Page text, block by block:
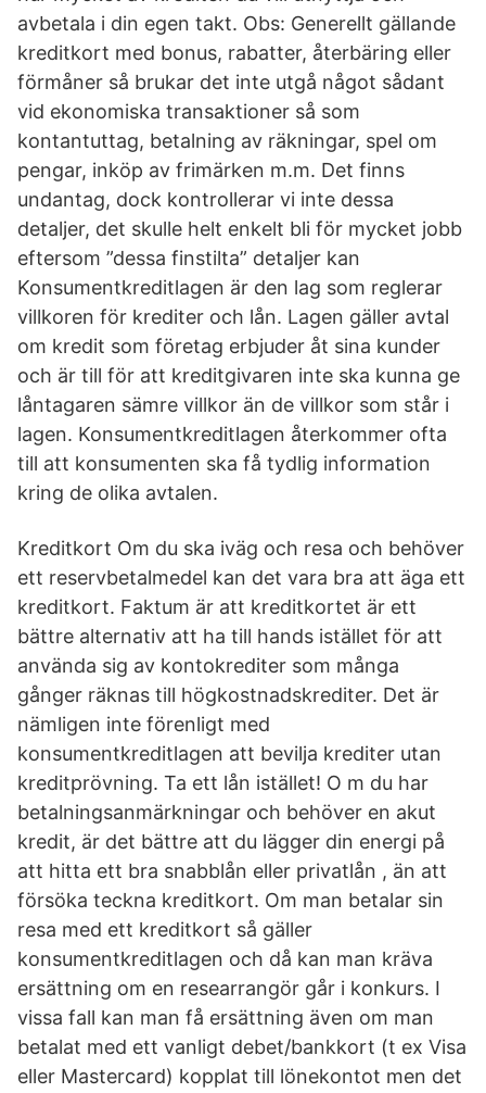
avbetala i din egen takt. Obs: Generellt gällande
kreditkort med bonus, rabatter, återbäring eller
förmåner så brukar det inte utgå något sådant
vid ekonomiska transaktioner så som
kontantuttag, betalning av räkningar, spel om
pengar, inköp av frimärken m.m. Det finns
undantag, dock kontrollerar vi inte dessa
detaljer, det skulle helt enkelt bli för mycket jobb
eftersom ”dessa finstilta” detaljer kan
Konsumentkreditlagen är den lag som reglerar
villkoren för krediter och lån. Lagen gäller avtal
om kredit som företag erbjuder åt sina kunder
och är till för att kreditgivaren inte ska kunna ge
låntagaren sämre villkor än de villkor som står i
lagen. Konsumentkreditlagen återkommer ofta
till att konsumenten ska få tydlig information
kring de olika avtalen.
Kreditkort Om du ska iväg och resa och behöver
ett reservbetalmedel kan det vara bra att äga ett
kreditkort. Faktum är att kreditkortet är ett
bättre alternativ att ha till hands istället för att
använda sig av kontokrediter som många
gånger räknas till högkostnadskrediter. Det är
nämligen inte förenligt med
konsumentkreditlagen att bevilja krediter utan
kreditprövning. Ta ett lån istället! O m du har
betalningsanmärkningar och behöver en akut
kredit, är det bättre att du lägger din energi på
att hitta ett bra snabblån eller privatlån , än att
försöka teckna kreditkort. Om man betalar sin
resa med ett kreditkort så gäller
konsumentkreditlagen och då kan man kräva
ersättning om en researrangör går i konkurs. I
vissa fall kan man få ersättning även om man
betalat med ett vanligt debet/bankkort (t ex Visa
eller Mastercard) kopplat till lönekontot men det